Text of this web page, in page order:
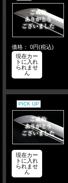
価格： 0円(税込)
現在カー
トに入れ
られませ
ん
PICK UP
現在カー
トに入れ
られませ
ん